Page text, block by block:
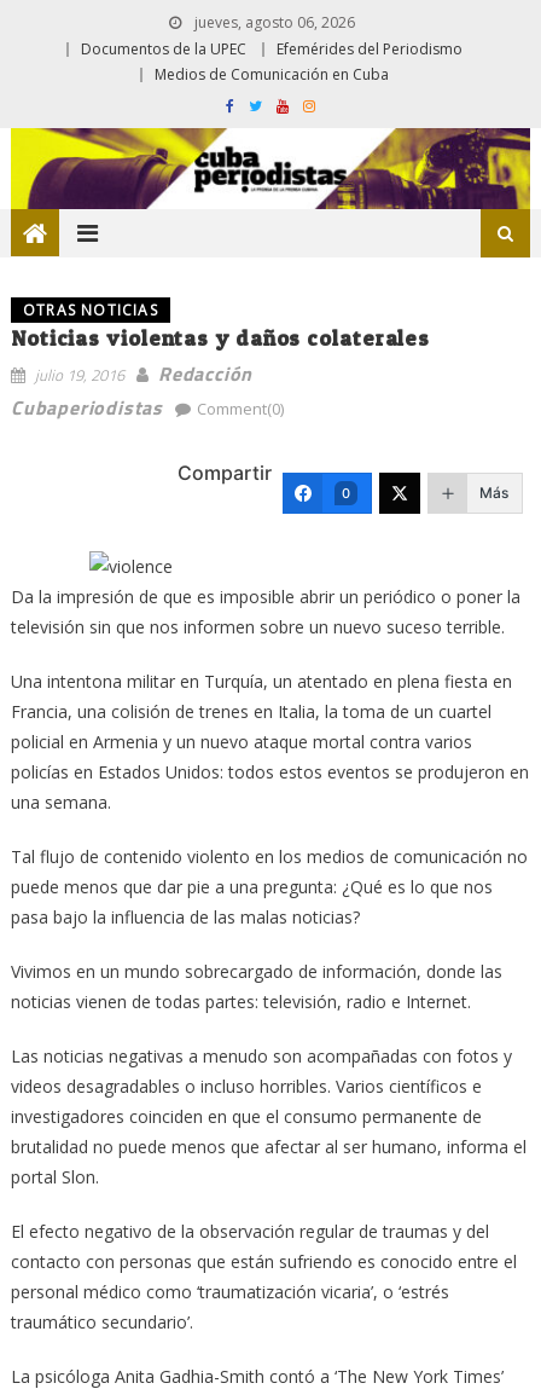
jueves, agosto 06, 2026
Documentos de la UPEC
Efemérides del Periodismo
Medios de Comunicación en Cuba
OTRAS NOTICIAS
Noticias violentas y daños colaterales
julio 19, 2016
Redacción
Cubaperiodistas
Comment(0)
Compartir
0 Más
Da la impresión de que es imposible abrir un periódico o poner la
televisión sin que nos informen sobre un nuevo suceso terrible.
Una intentona militar en Turquía, un atentado en plena fiesta en
Francia, una colisión de trenes en Italia, la toma de un cuartel
policial en Armenia y un nuevo ataque mortal contra varios
policías en Estados Unidos:todos estos eventos se produjeron en
una semana.
Tal flujo de contenido violento en los medios de comunicación no
puede menos que dar pie a una pregunta: ¿Qué es lo que nos
pasa bajo la influencia de las malas noticias?
Vivimos en un mundo sobrecargado de información, donde las
noticias vienen de todas partes: televisión, radio e Internet.
Las noticias negativas a menudo son acompañadas con fotos y
videos desagradables o incluso horribles. Varios científicos e
investigadores coinciden en que el consumo permanente de
brutalidad no puede menos que afectar al ser humano, informa el
portal Slon.
El efecto negativo de la observación regular de traumas y del
contacto con personas que están sufriendo es conocido entre el
personal médico como ‘traumatización vicaria’, o ‘estrés
traumático secundario’.
La psicóloga Anita Gadhia-Smith contó a ‘The New York Times’